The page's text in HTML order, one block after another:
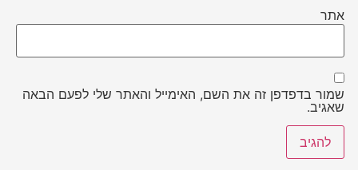
אתר
שמור בדפדפן זה את השם, האימייל והאתר שלי לפעם הבאה
שאגיב.